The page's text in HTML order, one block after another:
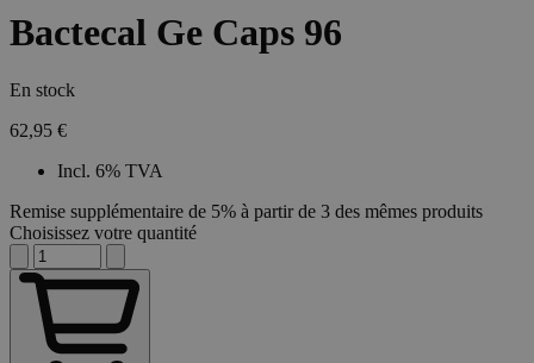
Bactecal Ge Caps 96
En stock
62,95 €
Incl. 6% TVA
Remise supplémentaire de 5% à partir de 3 des mêmes produits
Choisissez votre quantité